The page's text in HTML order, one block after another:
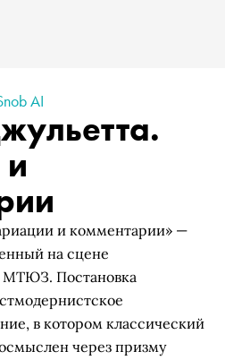
AI
и комментарии» —
на сцене
МТЮЗ. Постановка
в котором классический
через призму